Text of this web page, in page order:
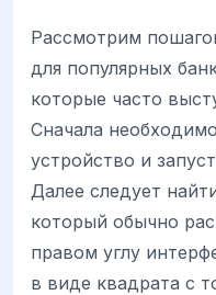
Рассмотрим
для популярных
которые часто
Сначала
устройство и
Далее следует
который обычно
правом углу
в виде квадрата с